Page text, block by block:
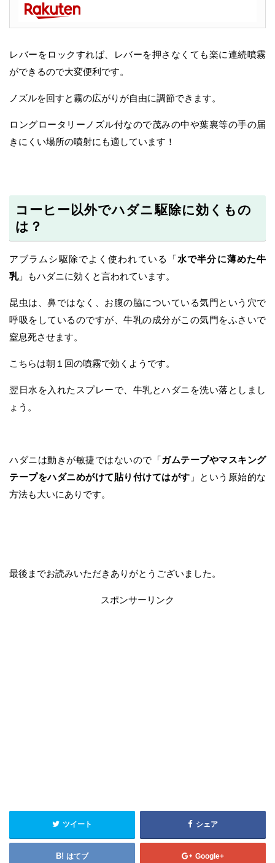
レバーをロックすれば、レバーを押さなくても楽に連続噴霧
ができるので大変便利です。
ノズルを回すと霧の広がりが自由に調節できます。
ロングロータリーノズル付なので茂みの中や葉裏等の手の届
きにくい場所の噴射にも適しています！
コーヒー以外でハダニ駆除に効くもの
は？
アブラムシ駆除でよく使われている「水で半分に薄めた牛
乳」もハダニに効くと言われています。
昆虫は、鼻ではなく、お腹の脇についている気門という穴で
呼吸をしているのですが、牛乳の成分がこの気門をふさいで
窒息死させます。
こちらは朝１回の噴霧で効くようです。
翌日水を入れたスプレーで、牛乳とハダニを洗い落としまし
ょう。
ハダニは動きが敏捷ではないので「ガムテープやマスキング
テープをハダニめがけて貼り付けてはがす 」という原始的な
方法も大いにありです。
最後までお読みいただきありがとうございました。
スポンサーリンク
ツイート シェア
はてブ Google+